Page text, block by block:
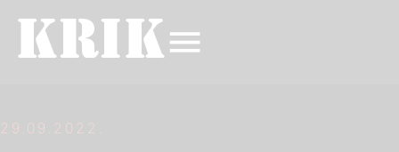
29.09.2022.